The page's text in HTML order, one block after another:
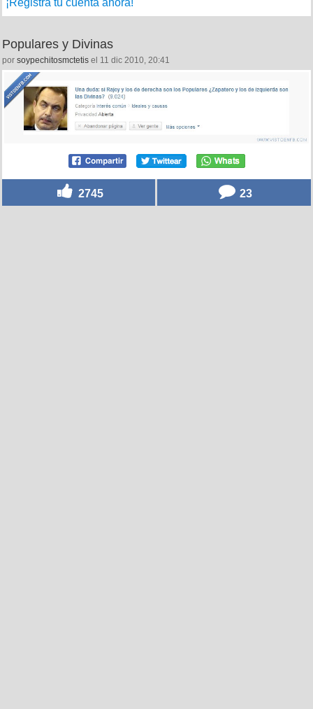
¡Registra tu cuenta ahora!
Populares y Divinas
por soypechitosmctetis el 11 dic 2010, 20:41
2745 23